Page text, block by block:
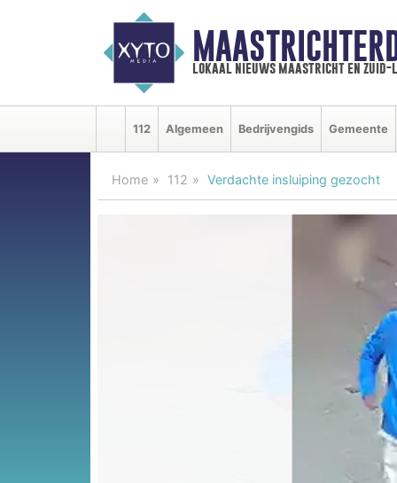
lokaal nieuws maastricht en zuid-
112 Algemeen Bedrijvengids Gemeente
Home 112 Verdachte insluiping gezocht